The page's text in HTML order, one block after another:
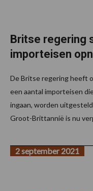
Britse regering
importeisen
De Britse regering heeft
een aantal importeisen
ingaan, worden
Groot-Brittannië is nu
2 september 2021